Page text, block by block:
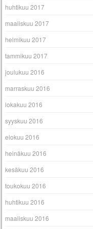
huhtikuu 2017
maaliskuu 2017
helmikuu 2017
tammikuu 2017
joulukuu 2016
marraskuu 2016
lokakuu 2016
syyskuu 2016
elokuu 2016
heinäkuu 2016
kesäkuu 2016
toukokuu 2016
huhtikuu 2016
maaliskuu 2016